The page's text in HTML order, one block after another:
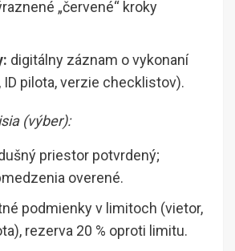
„červené“ kroky
digitálny záznam o vykonaní
pilota, verzie checklistov).
(výber):
priestor potvrdený;
overené.
podmienky v limitoch (vietor,
rezerva 20 % oproti limitu.